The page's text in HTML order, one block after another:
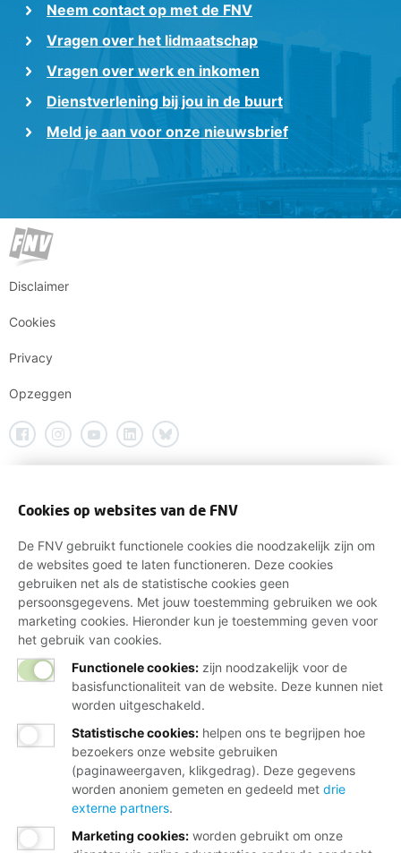
Neem contact op met de FNV
Vragen over het lidmaatschap
Vragen over werk en inkomen
Dienstverlening bij jou in de buurt
Meld je aan voor onze nieuwsbrief
Disclaimer
Cookies
Privacy
Opzeggen
Cookies op websites van de FNV
De FNV gebruikt functionele cookies die noodzakelijk zijn om
de websites goed te laten functioneren. Deze cookies
gebruiken net als de statistische cookies geen
persoonsgegevens. Met jouw toestemming gebruiken we ook
marketing cookies. Hieronder kun je toestemming geven voor
het gebruik van cookies.
Functionele cookies: zijn noodzakelijk voor de
basisfunctionaliteit van de website. Deze kunnen niet
worden uitgeschakeld.
Statistische cookies: helpen ons te begrijpen hoe
bezoekers onze website gebruiken
(paginaweergaven, klikgedrag). Deze gegevens
worden anoniem gemeten en gedeeld met drie
externe partners.
Marketing cookies: worden gebruikt om onze